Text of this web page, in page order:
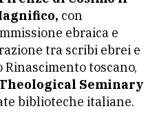
con
ebraica e
tra scribi ebrei e
toscano,
Seminary
biblioteche italiane.